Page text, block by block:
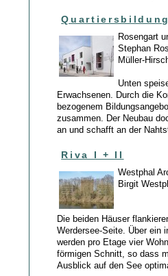
Rosengart
Stephan
Müller-
Unten
Erwachsenen. Durch die
bezogenem
zusammen. Der Neubau
an und schafft an der
Riva I + II
Westphal
Birgit
Die beiden Häuser
Werdersee-Seite. Über ein
werden pro Etage vier
förmigen Schnitt, so dass
Ausblick auf den See